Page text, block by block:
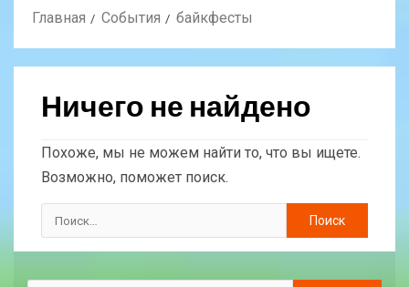
Главная События байкфесты
Ничего не найдено
Похоже, мы не можем найти то, что вы ищете.
Возможно, поможет поиск.